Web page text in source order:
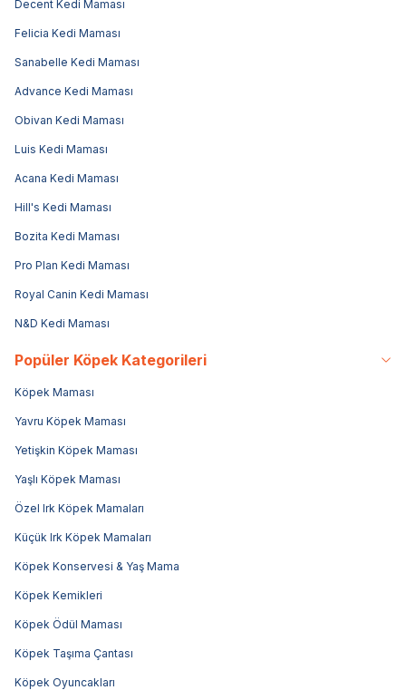
Decent Kedi Maması
Felicia Kedi Maması
Sanabelle Kedi Maması
Advance Kedi Maması
Obivan Kedi Maması
Luis Kedi Maması
Acana Kedi Maması
Hill's Kedi Maması
Bozita Kedi Maması
Pro Plan Kedi Maması
Royal Canin Kedi Maması
N&D Kedi Maması
Popüler Köpek Kategorileri
Köpek Maması
Yavru Köpek Maması
Yetişkin Köpek Maması
Yaşlı Köpek Maması
Özel Irk Köpek Mamaları
Küçük Irk Köpek Mamaları
Köpek Konservesi & Yaş Mama
Köpek Kemikleri
Köpek Ödül Maması
Köpek Taşıma Çantası
Köpek Oyuncakları